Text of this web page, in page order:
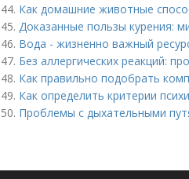
44. Как домашние животные
45. Доказанные пользы курения:
46. Вода - жизненно важный
47. Без аллергических реакций:
48. Как правильно подобрать
49. Как определить критерии
50. Проблемы с дыхательными